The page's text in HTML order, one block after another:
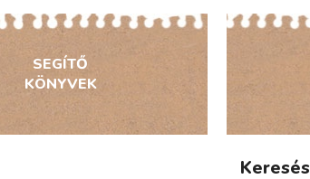
SEGÍTŐ
KÖNYVEK
Keresés